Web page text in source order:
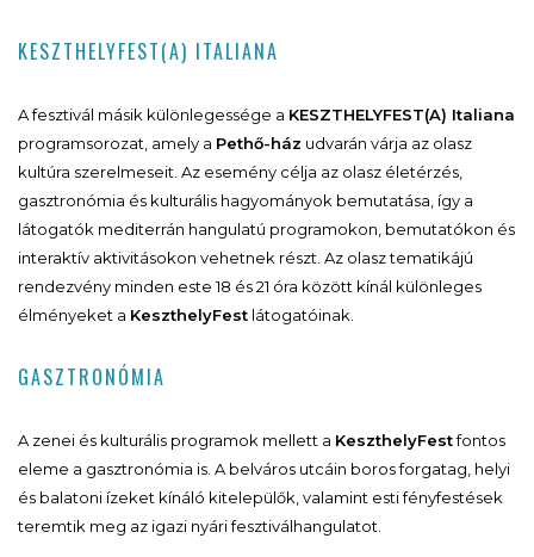
KESZTHELYFEST(A) ITALIANA
A fesztivál másik különlegessége a KESZTHELYFEST(A) Italiana
programsorozat, amely a Pethő-ház udvarán várja az olasz
kultúra szerelmeseit. Az esemény célja az olasz életérzés,
gasztronómia és kulturális hagyományok bemutatása, így a
látogatók mediterrán hangulatú programokon, bemutatókon és
interaktív aktivitásokon vehetnek részt. Az olasz tematikájú
rendezvény minden este 18 és 21 óra között kínál különleges
élményeket a KeszthelyFest látogatóinak.
GASZTRONÓMIA
A zenei és kulturális programok mellett a KeszthelyFestfontos
eleme a gasztronómia is. A belváros utcáin boros forgatag, helyi
és balatoni ízeket kínáló kitelepülők, valamint esti fényfestések
teremtik meg az igazi nyári fesztiválhangulatot.